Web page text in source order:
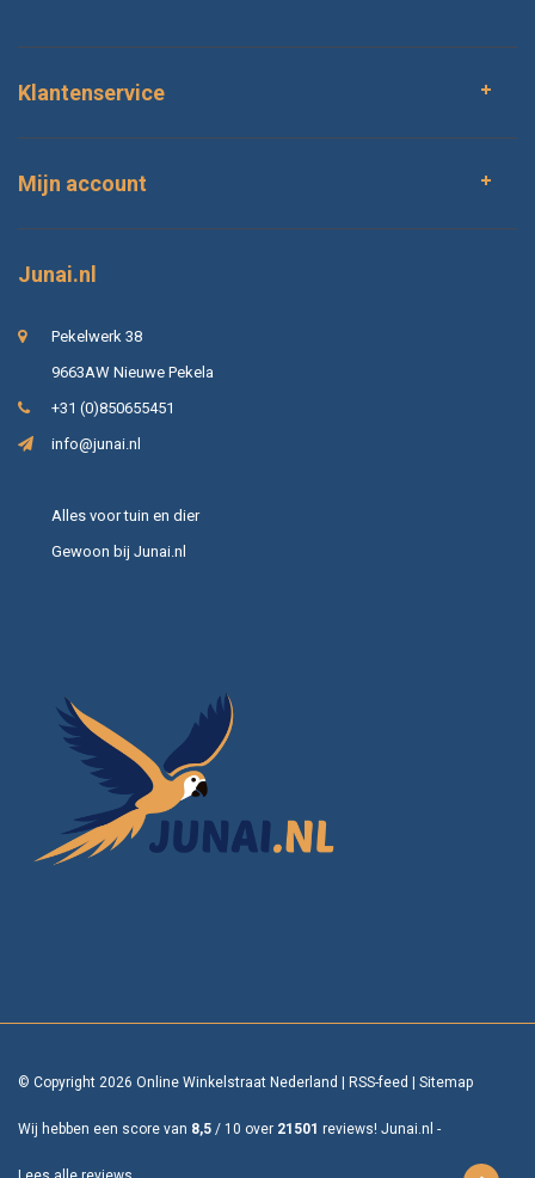
Klantenservice
Mijn account
Junai.nl
Pekelwerk 38
9663AW Nieuwe Pekela
+31 (0)850655451
info@junai.nl
Alles voor tuin en dier
Gewoon bij Junai.nl
© Copyright 2026 Online Winkelstraat Nederland RSS-feed Sitemap
Wij hebben een score van 8,5 / 10 over 21501 reviews! Junai.nl -